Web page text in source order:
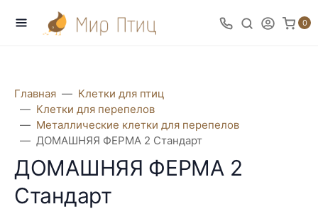
0
Главная
Клетки для птиц
Клетки для перепелов
Металлические клетки для перепелов
ДОМАШНЯЯ ФЕРМА 2 Стандарт
ДОМАШНЯЯ ФЕРМА 2
Стандарт